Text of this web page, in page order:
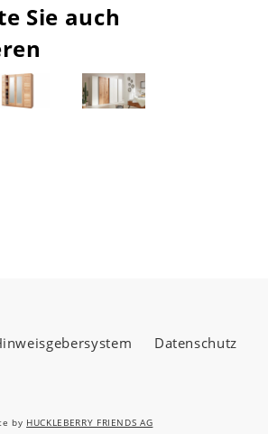
Sie auch
Datenschutz
by HUCKLEBERRY FRIENDS AG